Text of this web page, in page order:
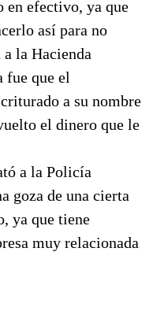
efectivo, ya que
así para no
la Hacienda
fue que el
a su nombre
el dinero que le
a la Policía
goza de una cierta
ya que tiene
muy relacionada